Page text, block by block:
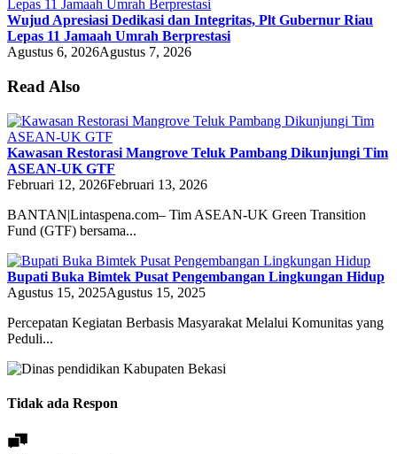
Wujud Apresiasi Dedikasi dan Integritas, Plt Gubernur Riau
Lepas 11 Jamaah Umrah Berprestasi
Agustus 6, 2026Agustus 7, 2026
Read Also
Kawasan Restorasi Mangrove Teluk Pambang Dikunjungi Tim
ASEAN-UK GTF
Februari 12, 2026Februari 13, 2026
BANTAN|Lintaspena.com– Tim ASEAN-UK Green Transition
Fund (GTF) bersama...
Bupati Buka Bimtek Pusat Pengembangan Lingkungan Hidup
Agustus 15, 2025Agustus 15, 2025
Percepatan Kegiatan Berbasis Masyarakat Melalui Komunitas yang
Peduli...
Tidak ada Respon